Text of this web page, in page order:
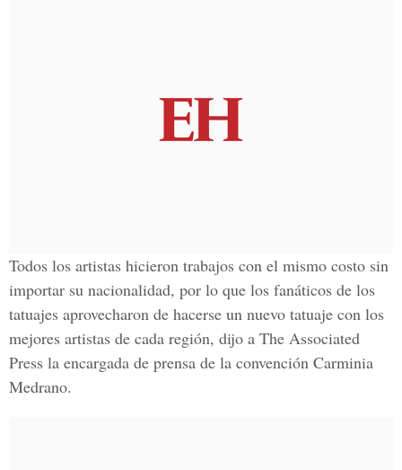
Todos los artistas hicieron trabajos con el mismo costo sin
importar su nacionalidad, por lo que los fanáticos de los
tatuajes aprovecharon de hacerse un nuevo tatuaje con los
mejores artistas de cada región, dijo a The Associated
Press la encargada de prensa de la convención Carminia
Medrano.